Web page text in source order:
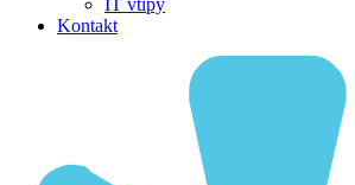
IT vtipy
Kontakt